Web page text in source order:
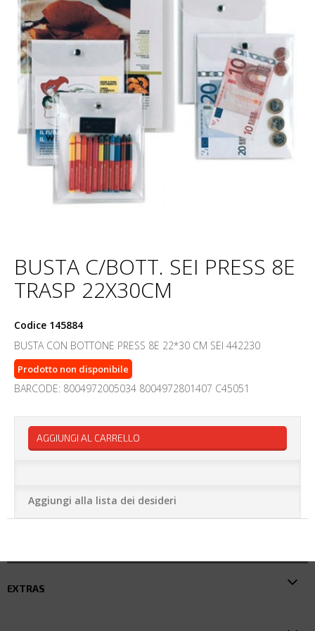
BUSTA C/BOTT. SEI PRESS 8E
TRASP 22X30CM
Codice 145884
BUSTA CON BOTTONE PRESS 8E 22*30 CM SEI 442230
Prodotto non disponibile
BARCODE: 8004972005034 8004972801407 C45051
AGGIUNGI AL CARRELLO
Aggiungi alla lista dei desideri
EXTRAS